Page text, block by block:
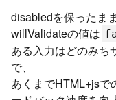
disabledを保ったま
willValidateの値は
ある入力はどのみち
で、
あくまでHTML+jsで